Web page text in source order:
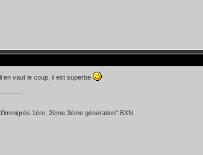
en vaut le coup, il est superbe
2ème,3ème génération" BXN